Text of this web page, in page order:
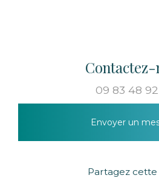
Contactez-
09 83 48
Envoyer un
Partagez